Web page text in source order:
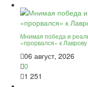
Мнимая победа и
«прорвался» к
06 август, 2026
0
1 251